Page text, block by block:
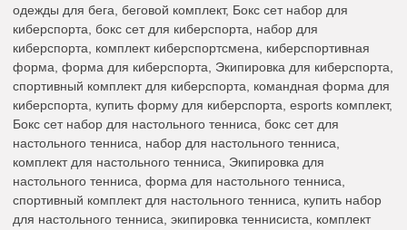
одежды для бега, беговой комплект, Бокс сет набор для
киберспорта, бокс сет для киберспорта, набор для
киберспорта, комплект киберспортсмена, киберспортивная
форма, форма для киберспорта, Экипировка для киберспорта,
спортивный комплект для киберспорта, командная форма для
киберспорта, купить форму для киберспорта, esports комплект,
Бокс сет набор для настольного тенниса, бокс сет для
настольного тенниса, набор для настольного тенниса,
комплект для настольного тенниса, Экипировка для
настольного тенниса, форма для настольного тенниса,
спортивный комплект для настольного тенниса, купить набор
для настольного тенниса, экипировка теннисиста, комплект